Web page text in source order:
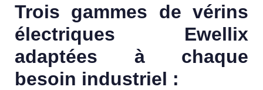
Trois gammes de vérins
électriques Ewellix
adaptées à chaque
besoin industriel :